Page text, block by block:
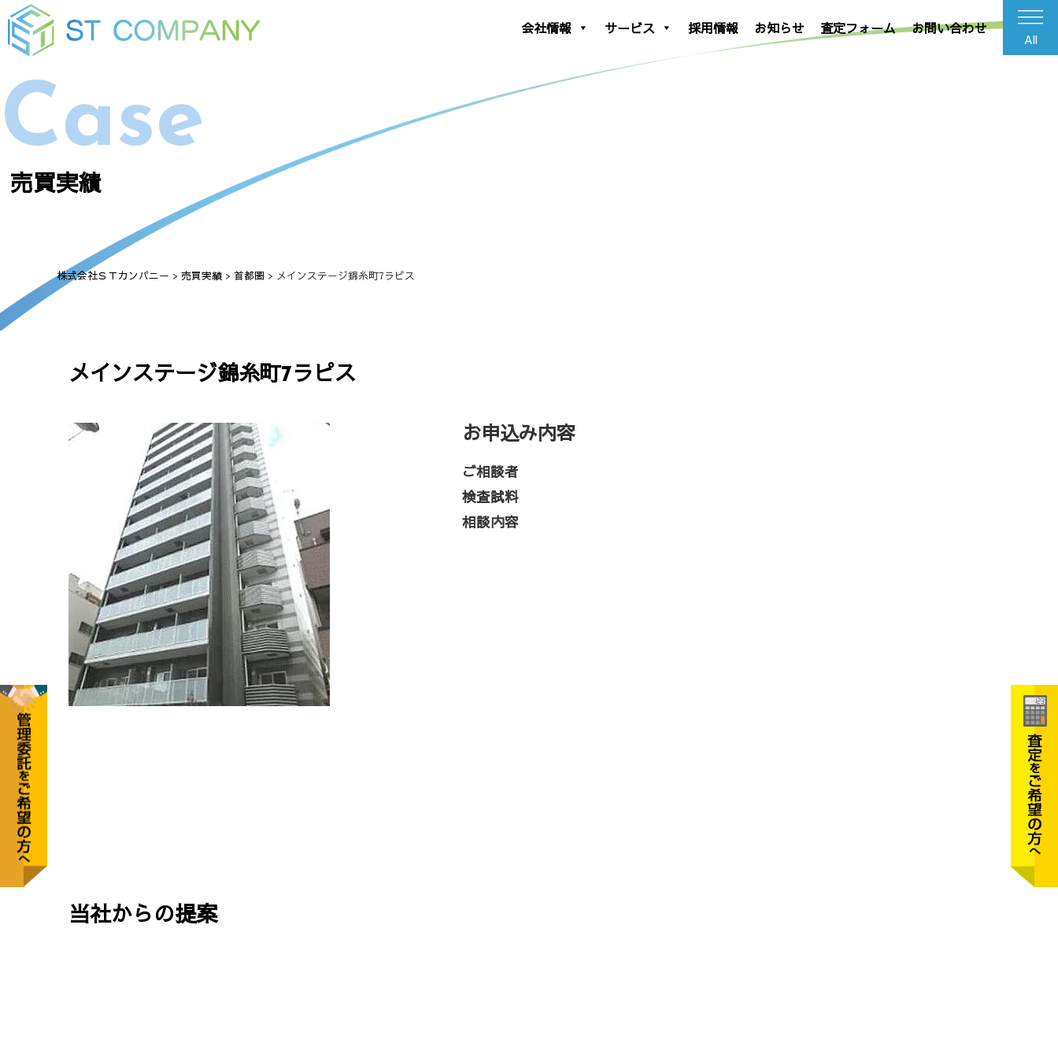
会社情報 サービス 採用情報 お知らせ 査定フォーム お問い合わせ
All
Case
売買実績
株式会社ＳＴカンパニー > 売買実績 > 首都圏 > メインステージ錦糸町7ラピス
メインステージ錦糸町7ラピス
お申込み内容
ご相談者
検査試料
相談内容
当社からの提案